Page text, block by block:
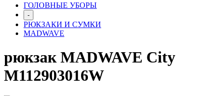
ГОЛОВНЫЕ УБОРЫ
-
РЮКЗАКИ И СУМКИ
MADWAVE
рюкзак MADWAVE City
M112903016W